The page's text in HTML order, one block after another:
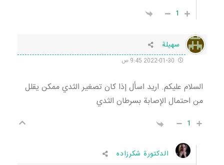
1
سهيلة
السلام عليكم. اريد اسأل إذا كان تصغير الثدي ممكن يقلل
من احتمال الإصابة بسرطان الثدي
1
الدكتورة شكرزاده